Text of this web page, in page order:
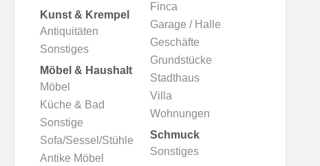
Finca
Garage / Halle
Geschäfte
Grundstücke
Stadthaus
Villa
Wohnungen
Kunst & Krempel
Antiquitäten
Sonstiges
Möbel & Haushalt
Möbel
Küche & Bad
Sonstige
Sofa/Sessel/Stühle
Antike Möbel
Schmuck
Sonstiges